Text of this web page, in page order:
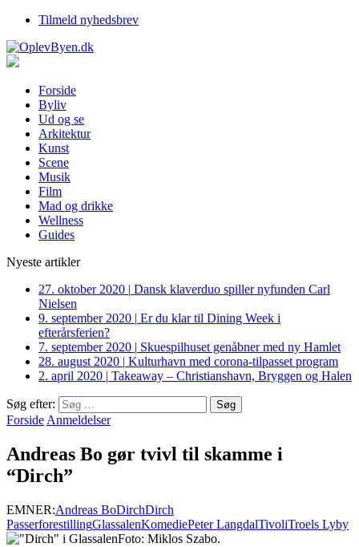
Tilmeld nyhedsbrev
Forside
Byliv
Ud og se
Arkitektur
Kunst
Scene
Musik
Film
Mad og drikke
Wellness
Guides
Nyeste artikler
27. oktober 2020 | Dansk klaverduo spiller nyfunden Carl
Nielsen
9. september 2020 | Er du klar til Dining Week i
efterårsferien?
7. september 2020 | Skuespilhuset genåbner med ny Hamlet
28. august 2020 | Kulturhavn med corona-tilpasset program
2. april 2020 | Takeaway – Christianshavn, Bryggen og Halen
Søg efter:
Forside Anmeldelser
Andreas Bo gør tvivl til skamme i
“Dirch”
EMNER:Andreas BoDirchDirch
PasserforestillingGlassalenKomediePeter LangdalTivoliTroels Lyby
Foto: Miklos Szabo.